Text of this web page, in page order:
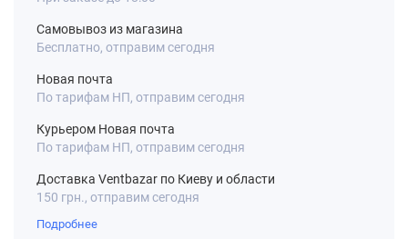
Самовывоз из магазина
Бесплатно, отправим сегодня
Новая почта
По тарифам НП, отправим сегодня
Курьером Новая почта
По тарифам НП, отправим сегодня
Доставка Ventbazar по Киеву и области
150 грн., отправим сегодня
Подробнее